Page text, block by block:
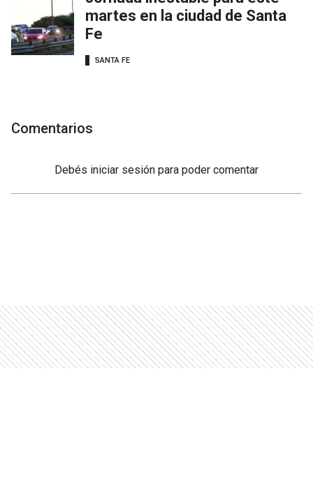
martes en la ciudad de Santa
Fe
SANTA FE
Comentarios
Debés iniciar sesión para poder comentar